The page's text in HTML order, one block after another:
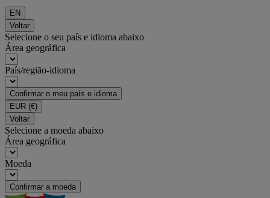
EN
Voltar
Selecione o seu país e idioma abaixo
Área geográfica
País/região-idioma
Confirmar o meu país e idioma
EUR (€)
Voltar
Selecione a moeda abaixo
Área geográfica
Moeda
Confirmar a moeda